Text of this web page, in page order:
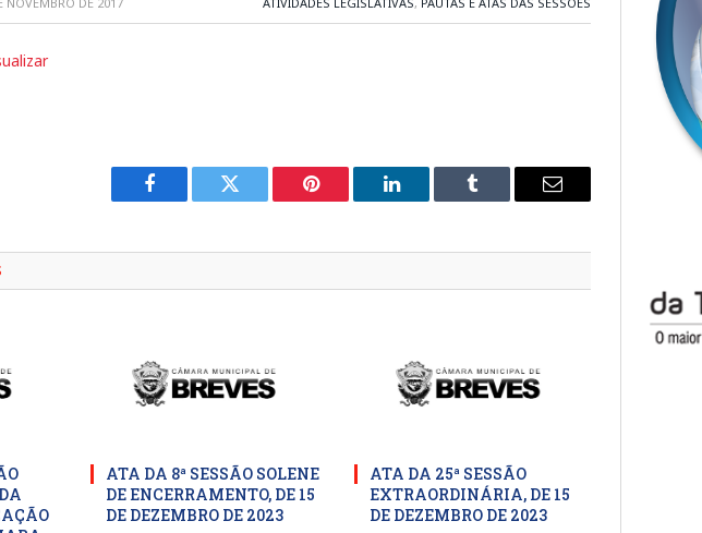
Facebook Twitter Pinterest LinkedIn Tumblr
E-
ATA DA 8ª SESSÃO SOLENE
DE ENCERRAMENTO, DE 15
DE DEZEMBRO DE 2023
ATA DA 25ª SESSÃO
EXTRAORDINÁRIA, DE 15
DE DEZEMBRO DE 2023